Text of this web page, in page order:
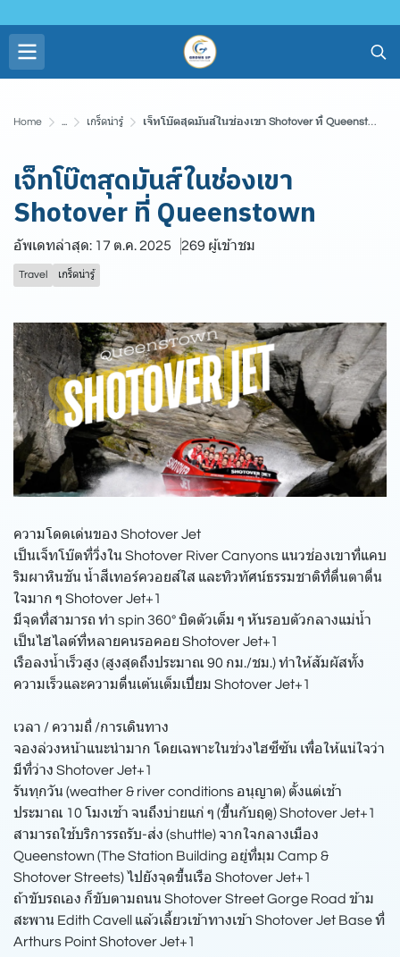
Home ... เกร็ดน่ารู้ เจ็ทโบ๊ตสุดมันส์ในช่องเขา Shotover ที่ Queenstown
เจ็ทโบ๊ตสุดมันส์ในช่องเขา
Shotover ที่ Queenstown
อัพเดทล่าสุด: 17 ต.ค. 2025 269 ผู้เข้าชม
Travel เกร็ดน่ารู้
ความโดดเด่นของ Shotover Jet
เป็นเจ็ทโบ๊ตที่วิ่งใน Shotover River Canyons แนวช่องเขาที่แคบ
ริมผาหินชัน น้ำสีเทอร์ควอยส์ใส และทิวทัศน์ธรรมชาติที่ตื่นตาตื่น
ใจมาก ๆ Shotover Jet+1
มีจุดที่สามารถ ทำ spin 360° บิดตัวเต็ม ๆ หันรอบตัวกลางแม่น้ำ
เป็นไฮไลต์ที่หลายคนรอคอย Shotover Jet+1
เรือลงน้ำเร็วสูง (สูงสุดถึงประมาณ 90 กม./ชม.) ทำให้สัมผัสทั้ง
ความเร็วและความตื่นเต้นเต็มเปี่ยม Shotover Jet+1
เวลา / ความถี่ /การเดินทาง
จองล่วงหน้าแนะนำมาก โดยเฉพาะในช่วงไฮซีซัน เพื่อให้แน่ใจว่า
มีที่ว่าง Shotover Jet+1
รันทุกวัน (weather & river conditions อนุญาต) ตั้งแต่เช้า
ประมาณ 10 โมงเช้า จนถึงบ่ายแก่ ๆ (ขึ้นกับฤดู) Shotover Jet+1
สามารถใช้บริการรถรับ-ส่ง (shuttle) จากใจกลางเมือง
Queenstown (The Station Building อยู่ที่มุม Camp &
Shotover Streets) ไปยังจุดขึ้นเรือ Shotover Jet+1
ถ้าขับรถเอง ก็ขับตามถนน Shotover Street Gorge Road ข้าม
สะพาน Edith Cavell แล้วเลี้ยวเข้าทางเข้า Shotover Jet Base ที่
Arthurs Point Shotover Jet+1